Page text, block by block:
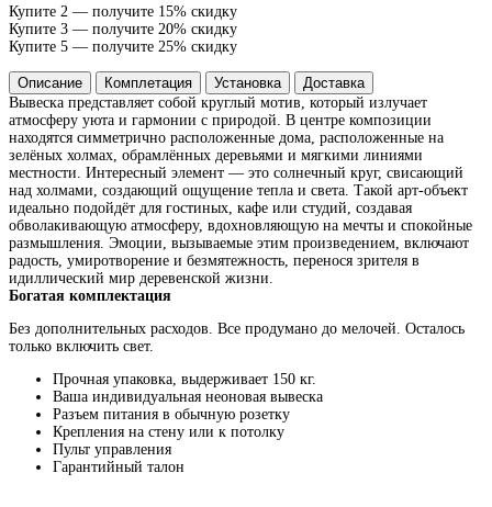
Купите 2 — получите 15% скидку
Купите 3 — получите 20% скидку
Купите 5 — получите 25% скидку
Описание Комплетация Установка
Доставка
Вывеска представляет собой круглый мотив, который излучает
атмосферу уюта и гармонии с природой. В центре композиции
находятся симметрично расположенные дома, расположенные на
зелёных холмах, обрамлённых деревьями и мягкими линиями
местности. Интересный элемент — это солнечный круг, свисающий
над холмами, создающий ощущение тепла и света. Такой арт-объект
идеально подойдёт для гостиных, кафе или студий, создавая
обволакивающую атмосферу, вдохновляющую на мечты и спокойные
размышления. Эмоции, вызываемые этим произведением, включают
радость, умиротворение и безмятежность, перенося зрителя в
идиллический мир деревенской жизни.
Богатая комплектация
Без дополнительных расходов. Все продумано до мелочей. Осталось
только включить свет.
Прочная упаковка, выдерживает 150 кг.
Ваша индивидуальная неоновая вывеска
Разъем питания в обычную розетку
Крепления на стену или к потолку
Пульт управления
Гарантийный талон